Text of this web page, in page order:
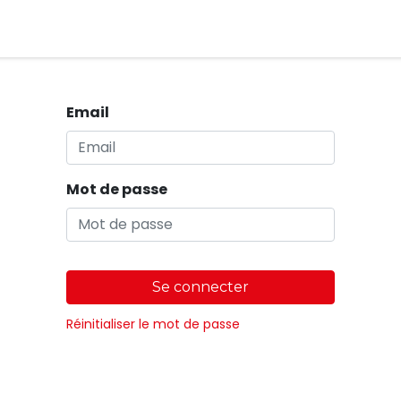
Email
Mot de passe
Se connecter
Réinitialiser le mot de passe